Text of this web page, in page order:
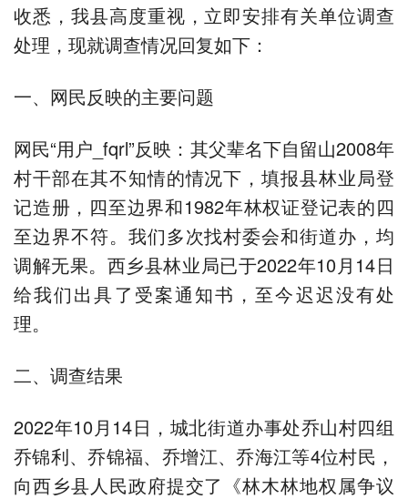
收悉，我县高度重视，立即安排有关单位调查
处理，现就调查情况回复如下：
一、网民反映的主要问题
网民“用户_fqrl”反映：其父辈名下自留山2008年
村干部在其不知情的情况下，填报县林业局登
记造册，四至边界和1982年林权证登记表的四
至边界不符。我们多次找村委会和街道办，均
调解无果。西乡县林业局已于2022年10月14日
给我们出具了受案通知书，至今迟迟没有处
理。
二、调查结果
2022年10月14日，城北街道办事处乔山村四组
乔锦利、乔锦福、乔增江、乔海江等4位村民，
向西乡县人民政府提交了《林木林地权属争议